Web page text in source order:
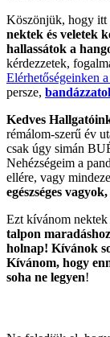
Köszönjük, hogy
nektek és veletek
hallassátok a
kérdezzetek,
Elérhetőségeinken
persze,
Kedves
rémálom-szerű év
csak úgy simán
Nehézségeim a
ellére, vagy
egészséges
Ezt kívánom nektek
talpon
holnap! Kívánok
Kívánom, hogy
soha ne legyen!